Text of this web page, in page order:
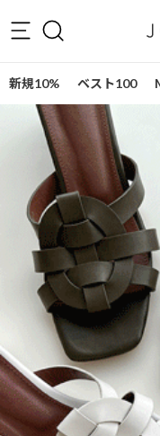
新規10% ベスト100